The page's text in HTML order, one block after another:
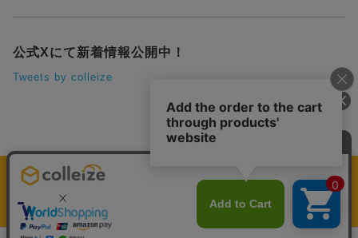
公式Xにて新着情報公開中！
Tweets by colleize
運営会社 個人情報保護方針
colleize Pay利用規約
特定商取引法に基づく表示